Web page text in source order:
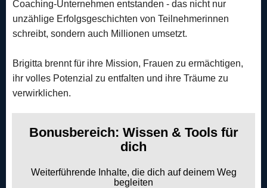
Coaching-Unternehmen entstanden - das nicht nur
unzählige Erfolgsgeschichten von Teilnehmerinnen
schreibt, sondern auch Millionen umsetzt.
Brigitta brennt für ihre Mission, Frauen zu ermächtigen,
ihr volles Potenzial zu entfalten und ihre Träume zu
verwirklichen.
Bonusbereich: Wissen & Tools für
dich
Weiterführende Inhalte, die dich auf deinem Weg
begleiten